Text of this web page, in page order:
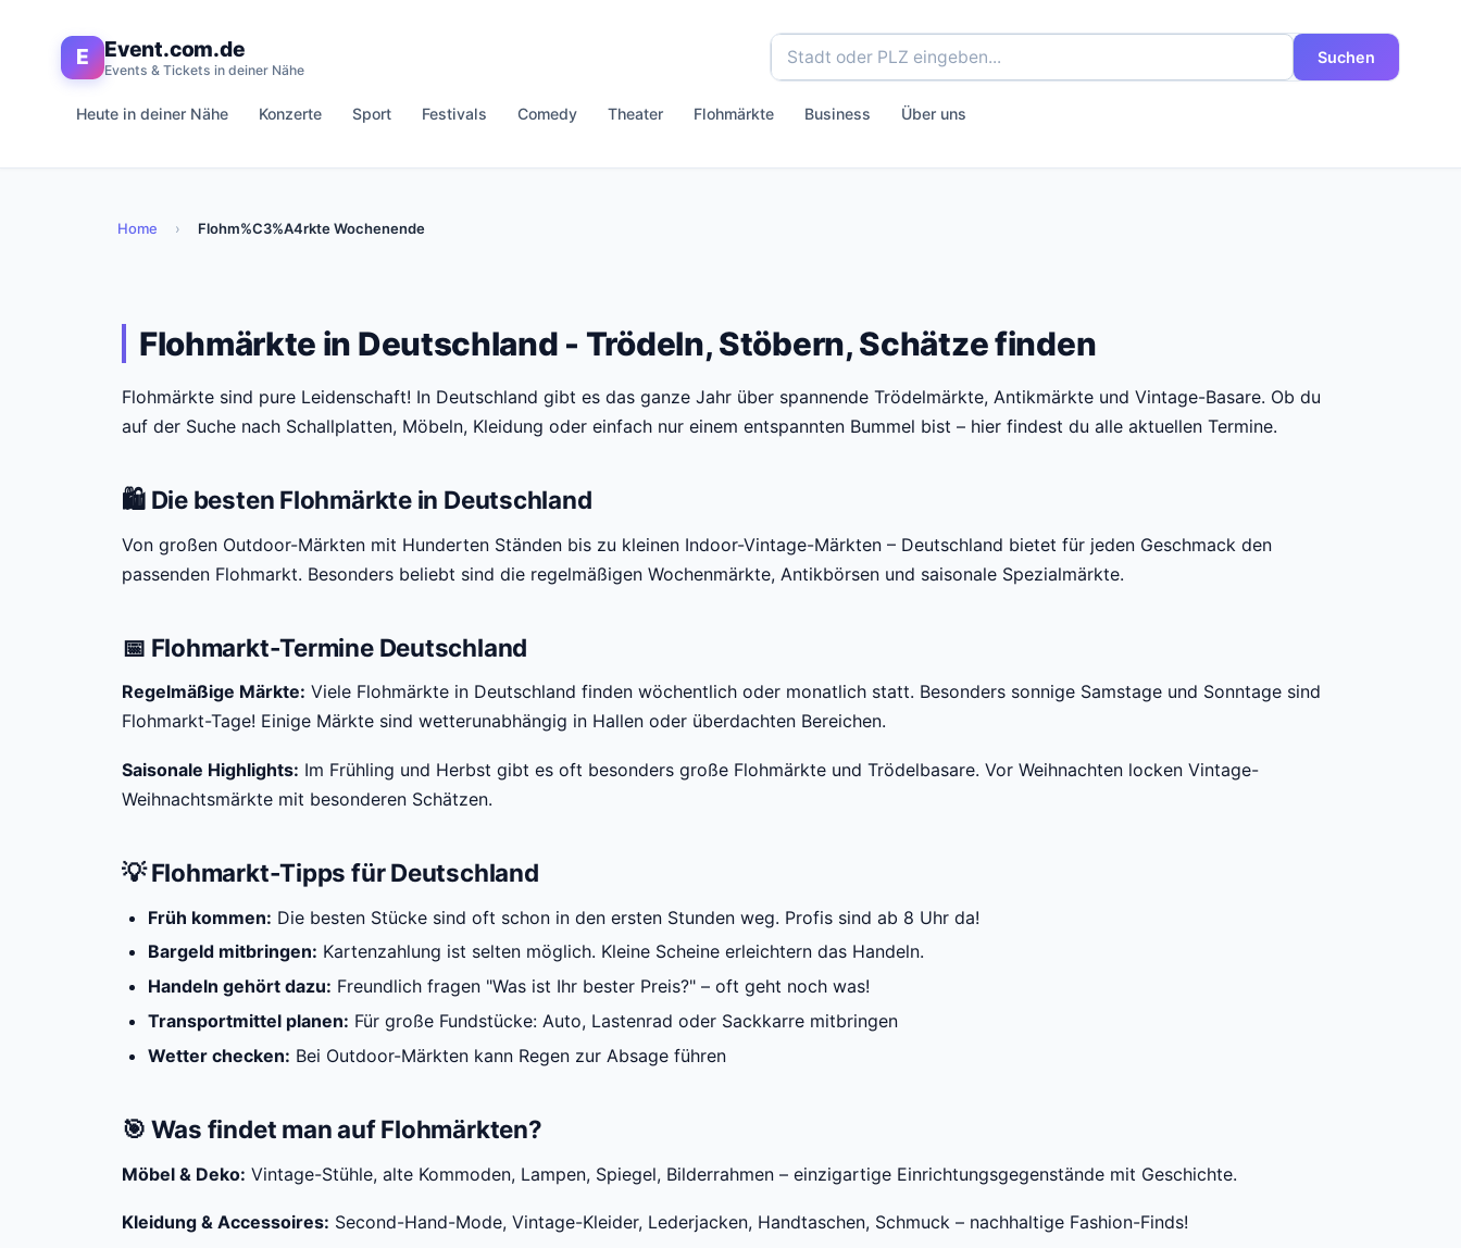
E Event.com.de
Events & Tickets in deiner Nähe
Suchen
Heute in deiner Nähe Konzerte Sport Festivals Comedy Theater Flohmärkte Business Über uns
Home › Flohm%C3%A4rkte Wochenende
Flohmärkte in Deutschland - Trödeln, Stöbern, Schätze finden
Flohmärkte sind pure Leidenschaft! In Deutschland gibt es das ganze Jahr über spannende Trödelmärkte, Antikmärkte und Vintage-Basare. Ob du
auf der Suche nach Schallplatten, Möbeln, Kleidung oder einfach nur einem entspannten Bummel bist – hier findest du alle aktuellen Termine.
🛍️ Die besten Flohmärkte in Deutschland
Von großen Outdoor-Märkten mit Hunderten Ständen bis zu kleinen Indoor-Vintage-Märkten – Deutschland bietet für jeden Geschmack den
passenden Flohmarkt. Besonders beliebt sind die regelmäßigen Wochenmärkte, Antikbörsen und saisonale Spezialmärkte.
📅 Flohmarkt-Termine Deutschland
Regelmäßige Märkte: Viele Flohmärkte in Deutschland finden wöchentlich oder monatlich statt. Besonders sonnige Samstage und Sonntage sind
Flohmarkt-Tage! Einige Märkte sind wetterunabhängig in Hallen oder überdachten Bereichen.
Saisonale Highlights: Im Frühling und Herbst gibt es oft besonders große Flohmärkte und Trödelbasare. Vor Weihnachten locken Vintage-
Weihnachtsmärkte mit besonderen Schätzen.
💡 Flohmarkt-Tipps für Deutschland
Früh kommen: Die besten Stücke sind oft schon in den ersten Stunden weg. Profis sind ab 8 Uhr da!
Bargeld mitbringen: Kartenzahlung ist selten möglich. Kleine Scheine erleichtern das Handeln.
Handeln gehört dazu: Freundlich fragen "Was ist Ihr bester Preis?" – oft geht noch was!
Transportmittel planen: Für große Fundstücke: Auto, Lastenrad oder Sackkarre mitbringen
Wetter checken: Bei Outdoor-Märkten kann Regen zur Absage führen
🎯 Was findet man auf Flohmärkten?
Möbel & Deko: Vintage-Stühle, alte Kommoden, Lampen, Spiegel, Bilderrahmen – einzigartige Einrichtungsgegenstände mit Geschichte.
Kleidung & Accessoires: Second-Hand-Mode, Vintage-Kleider, Lederjacken, Handtaschen, Schmuck – nachhaltige Fashion-Finds!